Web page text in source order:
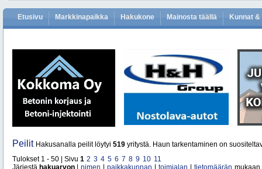
Etusivu Markkinapaikka Hakukone Mainosta täällä Kunnat
Peilit Hakusanalla peilit löytyi 519 yritystä. Haun tarkentaminen on
Tulokset 1 - 50 | Sivu 1 2 3 4 5 6 7 8 9 10 11
Järjestä hakuarvon nimen paikkakunnan toimialan tietomäärän mukaan